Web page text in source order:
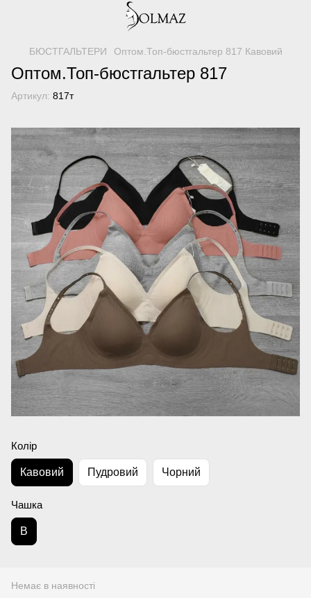
БЮСТГАЛЬТЕРИ Оптом.Топ-бюстгальтер 817 Кавовий
Оптом.Топ-бюстгальтер 817
Артикул: 817т
Колір
Кавовий Пудровий Чорний
Чашка
B
Немає в наявності